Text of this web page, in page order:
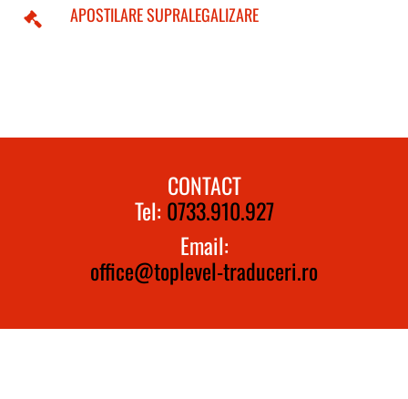
APOSTILARE SUPRALEGALIZARE
CONTACT
Tel: 0733.910.927
Email:
office@toplevel-traduceri.ro